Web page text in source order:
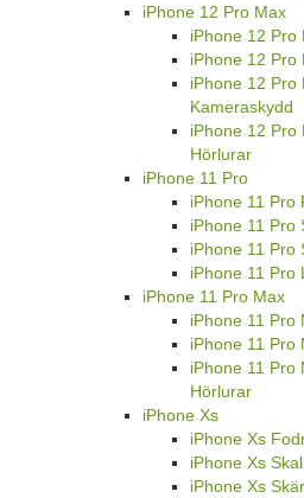
iPhone 12 Pro Max
iPhone 12 Pro
iPhone 12 Pro
iPhone 12 Pro
Kameraskydd
iPhone 12 Pro
Hörlurar
iPhone 11 Pro
iPhone 11 Pro
iPhone 11 Pro
iPhone 11 Pro
iPhone 11 Pro
iPhone 11 Pro Max
iPhone 11 Pro
iPhone 11 Pro
iPhone 11 Pro
Hörlurar
iPhone Xs
iPhone Xs
iPhone Xs Skal
iPhone Xs